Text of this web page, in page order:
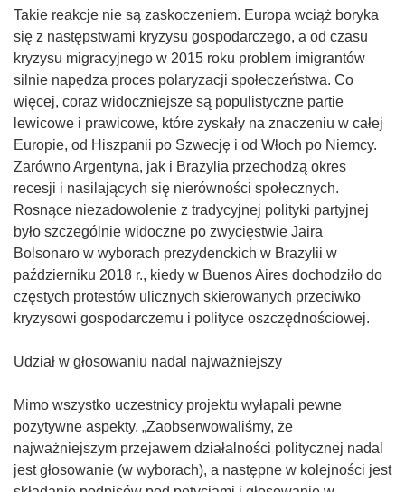
Takie reakcje nie są zaskoczeniem. Europa wciąż boryka
się z następstwami kryzysu gospodarczego, a od czasu
kryzysu migracyjnego w 2015 roku problem imigrantów
silnie napędza proces polaryzacji społeczeństwa. Co
więcej, coraz widoczniejsze są populistyczne partie
lewicowe i prawicowe, które zyskały na znaczeniu w całej
Europie, od Hiszpanii po Szwecję i od Włoch po Niemcy.
Zarówno Argentyna, jak i Brazylia przechodzą okres
recesji i nasilających się nierówności społecznych.
Rosnące niezadowolenie z tradycyjnej polityki partyjnej
było szczególnie widoczne po zwycięstwie Jaira
Bolsonaro w wyborach prezydenckich w Brazylii w
październiku 2018 r., kiedy w Buenos Aires dochodziło do
częstych protestów ulicznych skierowanych przeciwko
kryzysowi gospodarczemu i polityce oszczędnościowej.
Udział w głosowaniu nadal najważniejszy
Mimo wszystko uczestnicy projektu wyłapali pewne
pozytywne aspekty. „Zaobserwowaliśmy, że
najważniejszym przejawem działalności politycznej nadal
jest głosowanie (w wyborach), a następne w kolejności jest